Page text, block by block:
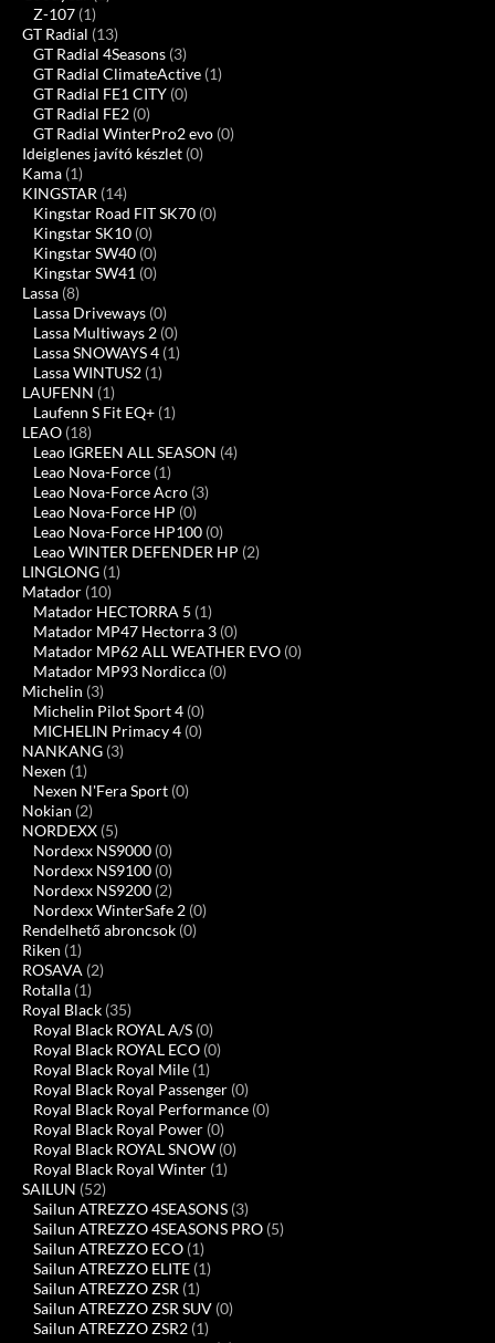
Z-107 (1)
GT Radial (13)
GT Radial 4Seasons (3)
GT Radial ClimateActive (1)
GT Radial FE1 CITY (0)
GT Radial FE2 (0)
GT Radial WinterPro2 evo (0)
Ideiglenes javító készlet (0)
Kama (1)
KINGSTAR (14)
Kingstar Road FIT SK70 (0)
Kingstar SK10 (0)
Kingstar SW40 (0)
Kingstar SW41 (0)
Lassa (8)
Lassa Driveways (0)
Lassa Multiways 2 (0)
Lassa SNOWAYS 4 (1)
Lassa WINTUS2 (1)
LAUFENN (1)
Laufenn S Fit EQ+ (1)
LEAO (18)
Leao IGREEN ALL SEASON (4)
Leao Nova-Force (1)
Leao Nova-Force Acro (3)
Leao Nova-Force HP (0)
Leao Nova-Force HP100 (0)
Leao WINTER DEFENDER HP (2)
LINGLONG (1)
Matador (10)
Matador HECTORRA 5 (1)
Matador MP47 Hectorra 3 (0)
Matador MP62 ALL WEATHER EVO (0)
Matador MP93 Nordicca (0)
Michelin (3)
Michelin Pilot Sport 4 (0)
MICHELIN Primacy 4 (0)
NANKANG (3)
Nexen (1)
Nexen N'Fera Sport (0)
Nokian (2)
NORDEXX (5)
Nordexx NS9000 (0)
Nordexx NS9100 (0)
Nordexx NS9200 (2)
Nordexx WinterSafe 2 (0)
Rendelhető abroncsok (0)
Riken (1)
ROSAVA (2)
Rotalla (1)
Royal Black (35)
Royal Black ROYAL A/S (0)
Royal Black ROYAL ECO (0)
Royal Black Royal Mile (1)
Royal Black Royal Passenger (0)
Royal Black Royal Performance (0)
Royal Black Royal Power (0)
Royal Black ROYAL SNOW (0)
Royal Black Royal Winter (1)
SAILUN (52)
Sailun ATREZZO 4SEASONS (3)
Sailun ATREZZO 4SEASONS PRO (5)
Sailun ATREZZO ECO (1)
Sailun ATREZZO ELITE (1)
Sailun ATREZZO ZSR (1)
Sailun ATREZZO ZSR SUV (0)
Sailun ATREZZO ZSR2 (1)